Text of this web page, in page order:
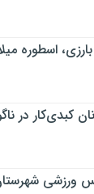
بارزی، اسطوره
کبدی‌کار در
ورزشی